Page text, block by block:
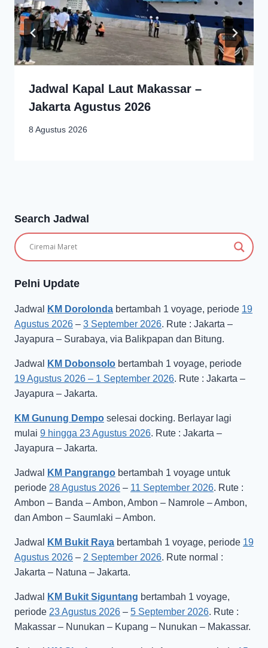
Jadwal Kapal Laut Makassar –
Jakarta Agustus 2026
8 Agustus 2026
Search Jadwal
Pelni Update
Jadwal KM Dorolonda bertambah 1 voyage, periode 19
Agustus 2026 – 3 September 2026. Rute : Jakarta –
Jayapura – Surabaya, via Balikpapan dan Bitung.
Jadwal KM Dobonsolo bertambah 1 voyage, periode
19 Agustus 2026 – 1 September 2026. Rute : Jakarta –
Jayapura – Jakarta.
KM Gunung Dempo selesai docking. Berlayar lagi
mulai 9 hingga 23 Agustus 2026. Rute : Jakarta –
Jayapura – Jakarta.
Jadwal KM Pangrango bertambah 1 voyage untuk
periode 28 Agustus 2026 – 11 September 2026. Rute :
Ambon – Banda – Ambon, Ambon – Namrole – Ambon,
dan Ambon – Saumlaki – Ambon.
Jadwal KM Bukit Raya bertambah 1 voyage, periode 19
Agustus 2026 – 2 September 2026. Rute normal :
Jakarta – Natuna – Jakarta.
Jadwal KM Bukit Siguntang bertambah 1 voyage,
periode 23 Agustus 2026 – 5 September 2026. Rute :
Makassar – Nunukan – Kupang – Nunukan – Makassar.